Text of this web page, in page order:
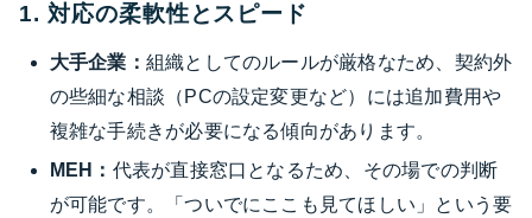
1. 対応の柔軟性とスピード
大手企業： 組織としてのルールが厳格なため、契約外
の些細な相談（PCの設定変更など）には追加費用や
複雑な手続きが必要になる傾向があります。
MEH： 代表が直接窓口となるため、その場での判断
が可能です。「ついでにここも見てほしい」という要